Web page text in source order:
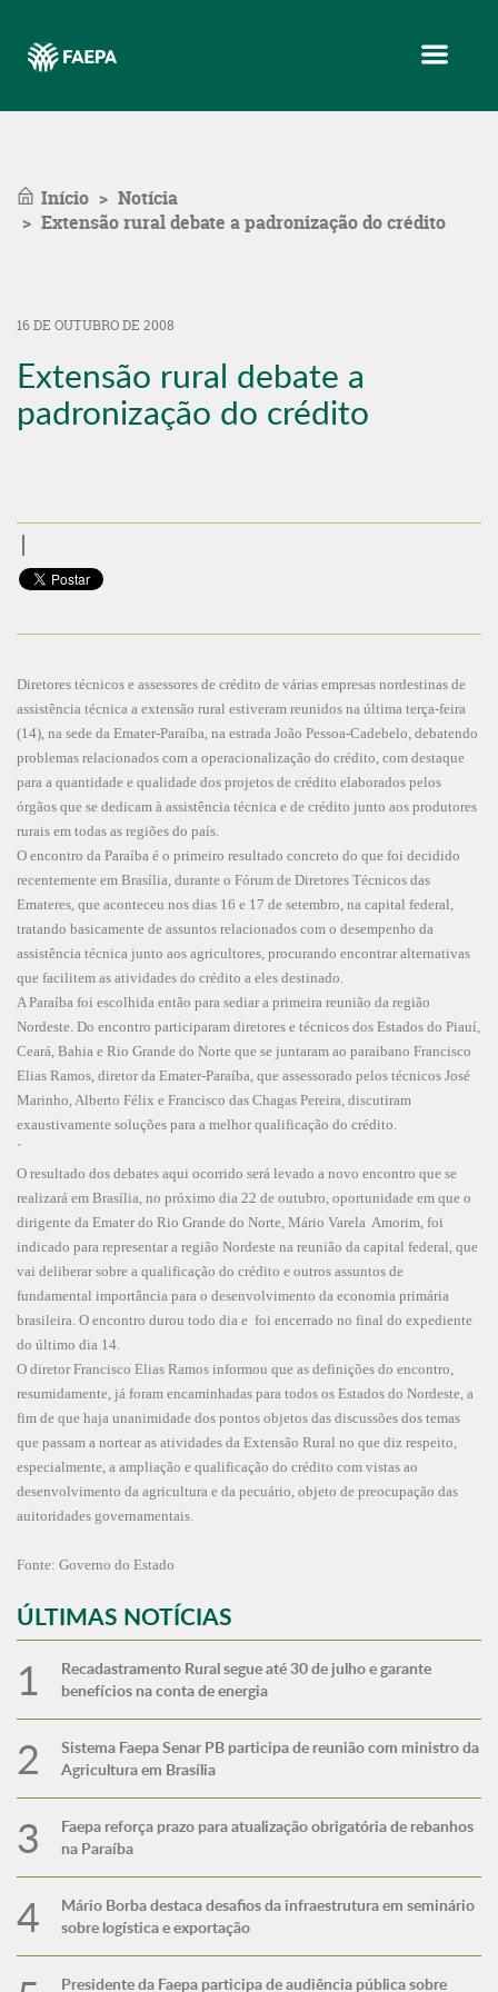
Início
Notícia
Extensão rural debate a padronização do crédito
16 DE OUTUBRO DE 2008
Extensão rural debate a
padronização do crédito
Diretores técnicos e assessores de crédito de várias empresas nordestinas de
assistência técnica a extensão rural estiveram reunidos na última terça-feira
(14), na sede da Emater-Paraíba, na estrada João Pessoa-Cadebelo, debatendo
problemas relacionados com a operacionalização do crédito, com destaque
para a quantidade e qualidade dos projetos de crédito elaborados pelos
órgãos que se dedicam à assistência técnica e de crédito junto aos produtores
rurais em todas as regiões do país.
O encontro da Paraíba é o primeiro resultado concreto do que foi decidido
recentemente em Brasília, durante o Fórum de Diretores Técnicos das
Emateres, que aconteceu nos dias 16 e 17 de setembro, na capital federal,
tratando basicamente de assuntos relacionados com o desempenho da
assistência técnica junto aos agricultores, procurando encontrar alternativas
que facilitem as atividades do crédito a eles destinado.
A Paraíba foi escolhida então para sediar a primeira reunião da região
Nordeste. Do encontro participaram diretores e técnicos dos Estados do Piauí,
Ceará, Bahia e Rio Grande do Norte que se juntaram ao paraibano Francisco
Elias Ramos, diretor da Emater-Paraíba, que assessorado pelos técnicos José
Marinho, Alberto Félix e Francisco das Chagas Pereira, discutiram
exaustivamente soluções para a melhor qualificação do crédito.
´
O resultado dos debates aqui ocorrido será levado a novo encontro que se
realizará em Brasília, no próximo dia 22 de outubro, oportunidade em que o
dirigente da Emater do Rio Grande do Norte, Mário Varela Amorim, foi
indicado para representar a região Nordeste na reunião da capital federal, que
vai deliberar sobre a qualificação do crédito e outros assuntos de
fundamental importância para o desenvolvimento da economia primária
brasileira. O encontro durou todo dia e foi encerrado no final do expediente
do último dia 14.
O diretor Francisco Elias Ramos informou que as definições do encontro,
resumidamente, já foram encaminhadas para todos os Estados do Nordeste, a
fim de que haja unanimidade dos pontos objetos das discussões dos temas
que passam a nortear as atividades da Extensão Rural no que diz respeito,
especialmente, a ampliação e qualificação do crédito com vistas ao
desenvolvimento da agricultura e da pecuário, objeto de preocupação das
auitoridades governamentais.
Fonte: Governo do Estado
ÚLTIMAS NOTÍCIAS
Recadastramento Rural segue até 30 de julho e garante
benefícios na conta de energia
Sistema Faepa Senar PB participa de reunião com ministro da
Agricultura em Brasília
Faepa reforça prazo para atualização obrigatória de rebanhos
na Paraíba
Mário Borba destaca desafios da infraestrutura em seminário
sobre logística e exportação
Presidente da Faepa participa de audiência pública sobre